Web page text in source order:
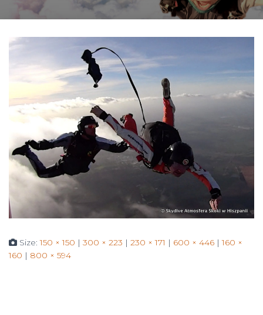
Size:150 × 150 | 300 × 223 | 230 × 171 | 600 × 446 | 160 ×
160 | 800 × 594